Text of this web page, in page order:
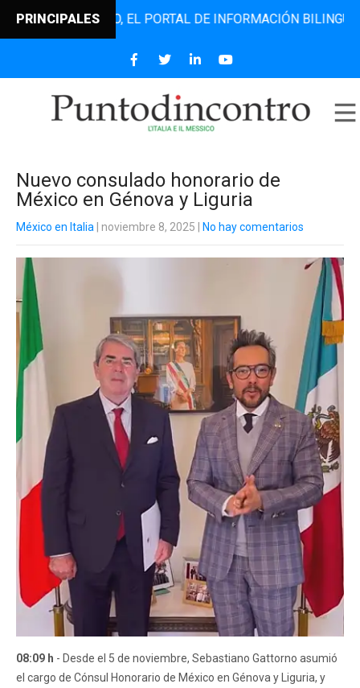
PRINCIPALESEL PORTAL DE INFORMACIÓN BILINGÜE
Nuevo consulado honorario de
México en Génova y Liguria
México en Italia | noviembre 8, 2025 No hay comentarios
08:09 h - Desde el 5 de noviembre, Sebastiano Gattorno asumió
el cargo de Cónsul Honorario de México en Génova y Liguria, y